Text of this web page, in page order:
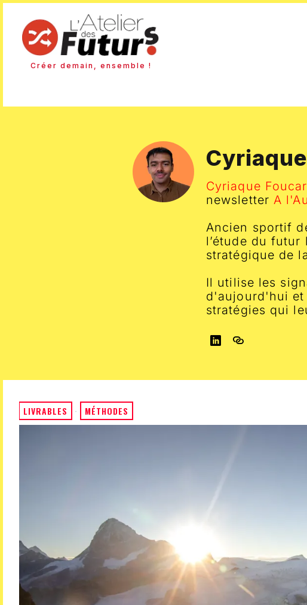
Créer demain, ensemble !
Cyriaque
newsletter A
Ancien sportif
l’étude du futur
stratégique de
Il utilise les
d'aujourd'hui et
stratégies qui
LIVRABLES · MÉTHODES